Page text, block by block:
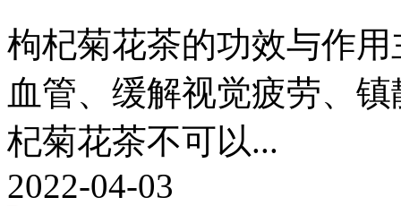
枸杞菊花茶的功效与作
血管、缓解视觉疲劳、
杞菊花茶不可以...
2022-04-03